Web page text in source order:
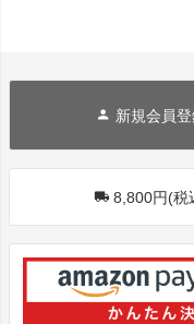
新規会員
8,800円(税